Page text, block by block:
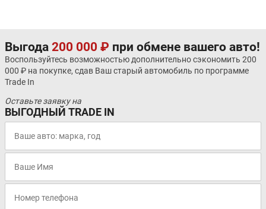
Выгода 200 000 ₽ при обмене вашего авто!
Воспользуйтесь возможностью дополнительно сэкономить 200
000 ₽ на покупке, сдав Ваш старый автомобиль по программе
Trade In
Оставьте заявку на
ВЫГОДНЫЙ TRADE IN